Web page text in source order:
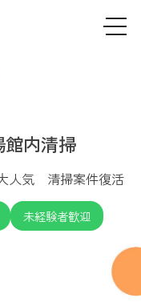
館内清掃
人気 清掃案件復活
未経験者歓迎